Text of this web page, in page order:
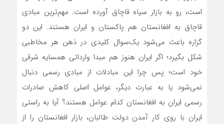
است، رو به بازار سیاه قاچاق آورده است. مهم‌ترین مبادی
قاچاق به افغانستان هم پاکستان و ایران هستند. این دو
گزاره باعث می‌شود یک‌سوال کلیدی در ذهن هر مخاطبی
شکل بگیرد؛ اگر ایران هنوز هم مبدا وارداتی همسایه شرقی
خود است؛ پس چرا این مبادلات از مبادی رسمی دنبال
نمی‌شود یا به عبارت دیگر، ‌‌‌‌‌‌‌عوامل اصلی کاهش صادرات
رسمی ایران به افغانستان کدام عوامل هستند؟ آیا به راستی
ایران با روی کار آمدن دولت طالبان، بازار افغانستان را از